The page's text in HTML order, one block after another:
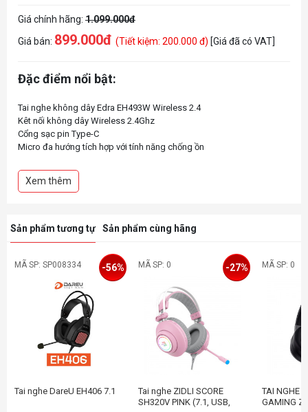
Giá chính hãng: 1.099.000đ
Giá bán: 899.000đ (Tiết kiệm: 200.000 đ) [Giá đã có VAT]
Đặc điểm nổi bật:
Tai nghe không dây Edra EH493W Wireless 2.4
Kêt nối không dây Wireless 2.4Ghz
Cổng sạc pin Type-C
Micro đa hướng tích hợp với tính năng chống ồn
Xem thêm
Sản phẩm tương tự Sản phẩm cùng hãng
MÃ SP: SP008334
Tai nghe DareU EH406 7.1
-56% MÃ SP: 0
Tai nghe ZIDLI SCORE
SH320V PINK (7.1, USB,
-27% MÃ SP: 0
TAI NGHE
GAMING